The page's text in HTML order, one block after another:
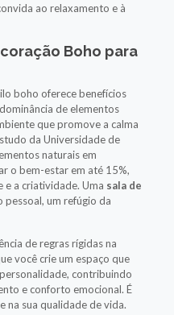
ao relaxamento e à
Boho para
boho oferece benefícios
de elementos
que promove a calma
da Universidade de
naturais em
o bem-estar em até 15%,
a criatividade. Uma sala de
um refúgio da
de regras rígidas na
você crie um espaço que
contribuindo
e conforto emocional. É
na sua qualidade de vida.